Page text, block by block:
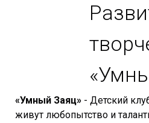
«Умный Заяц» - Детский
живут любопытство и